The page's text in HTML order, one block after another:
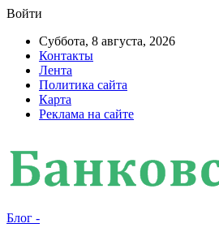
Войти
Суббота, 8 августа, 2026
Контакты
Лента
Политика сайта
Карта
Реклама на сайте
Блог -